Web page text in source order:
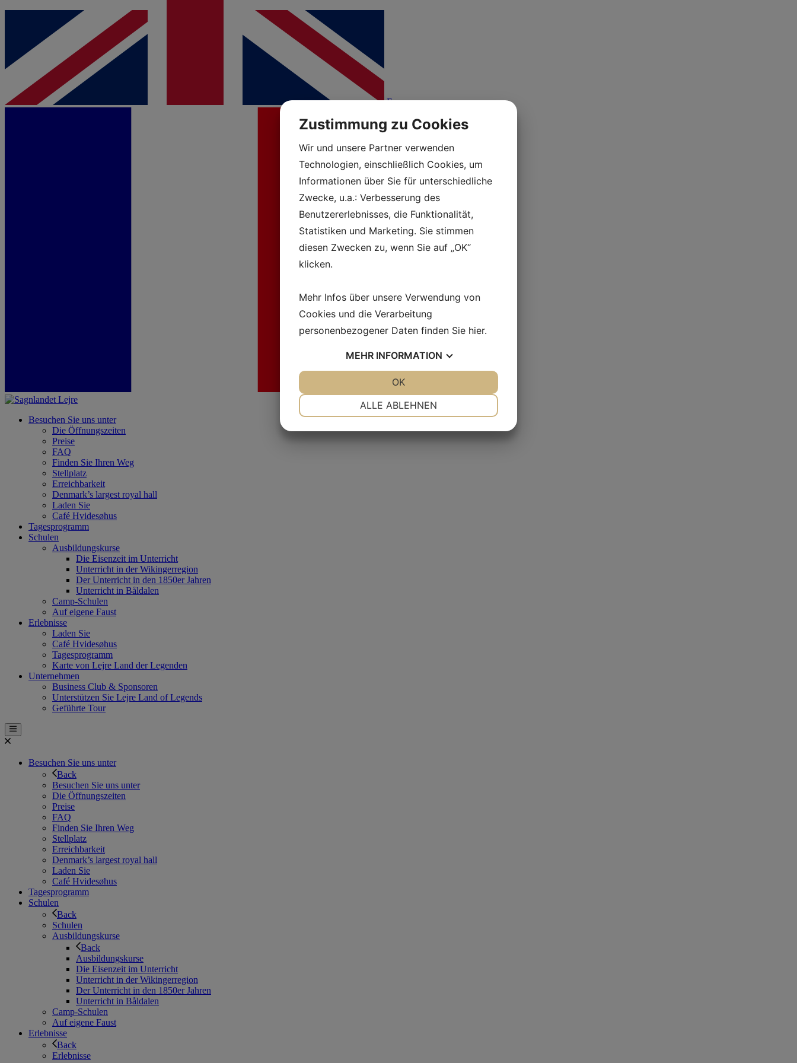
En
Fr
Besuchen Sie uns unter
Die Öffnungszeiten
Preise
FAQ
Finden Sie Ihren Weg
Stellplatz
Erreichbarkeit
Denmark’s largest royal hall
Laden Sie
Café Hvidesøhus
Tagesprogramm
Schulen
Ausbildungskurse
Die Eisenzeit im Unterricht
Unterricht in der Wikingerregion
Der Unterricht in den 1850er Jahren
Unterricht in Båldalen
Camp-Schulen
Auf eigene Faust
Erlebnisse
Laden Sie
Café Hvidesøhus
Tagesprogramm
Karte von Lejre Land der Legenden
Unternehmen
Business Club & Sponsoren
Unterstützen Sie Lejre Land of Legends
Geführte Tour
Besuchen Sie uns unter
Back
Besuchen Sie uns unter
Die Öffnungszeiten
Preise
FAQ
Finden Sie Ihren Weg
Stellplatz
Erreichbarkeit
Denmark’s largest royal hall
Laden Sie
Café Hvidesøhus
Tagesprogramm
Schulen
Back
Schulen
Ausbildungskurse
Back
Ausbildungskurse
Die Eisenzeit im Unterricht
Unterricht in der Wikingerregion
Der Unterricht in den 1850er Jahren
Unterricht in Båldalen
Camp-Schulen
Auf eigene Faust
Erlebnisse
Back
Erlebnisse
Zustimmung zu Cookies
Wir und unsere Partner verwenden
Technologien, einschließlich Cookies, um
Informationen über Sie für unterschiedliche
Zwecke, u.a.: Verbesserung des
Benutzererlebnisses, die Funktionalität,
Statistiken und Marketing. Sie stimmen
diesen Zwecken zu, wenn Sie auf „OK“
klicken.
Mehr Infos über unsere Verwendung von
Cookies und die Verarbeitung
personenbezogener Daten finden Sie hier.
MEHR INFORMATION
ALLE ABLEHNEN
OK